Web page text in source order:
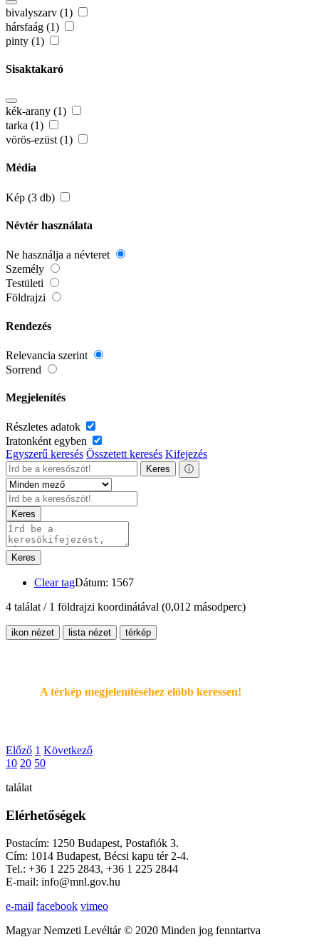
bivalyszarv (1)
hársfaág (1)
pinty (1)
Sisaktakaró
kék-arany (1)
tarka (1)
vörös-ezüst (1)
Média
Kép (3 db)
Névtér használata
Ne használja a névteret
Személy
Testületi
Földrajzi
Rendezés
Relevancia szerint
Sorrend
Megjelenítés
Részletes adatok
Iratonként egyben
Egyszerű keresés Összetett keresés Kifejezés
Keres ⓘ
Keres
Keres
Clear tagDátum: 1567
4 találat / 1 földrajzi koordinátával (0,012 másodperc)
ikon nézet lista nézet térkép
A térkép megjelenítéséhez elöbb keressen!
Előző 1 Következő
10 20 50
találat
Elérhetőségek
Postacím: 1250 Budapest, Postafiók 3.
Cím: 1014 Budapest, Bécsi kapu tér 2-4.
Tel.: +36 1 225 2843, +36 1 225 2844
E-mail: info@mnl.gov.hu
e-mail facebook vimeo
Magyar Nemzeti Levéltár © 2020 Minden jog fenntartva